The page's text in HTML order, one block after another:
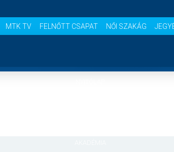
MTK TV FELNŐTT CSAPAT NŐI SZAKÁG